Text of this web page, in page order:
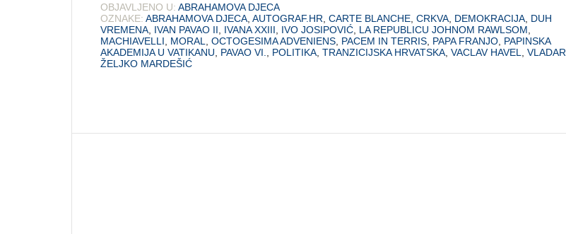
OBJAVLJENO U: ABRAHAMOVA DJECA
OZNAKE: ABRAHAMOVA DJECA AUTOGRAF.HR CARTE BLANCHE CRKVA DEMOKRACIJA DUH
VREMENA IVAN PAVAO II IVANA XXIII IVO JOSIPOVIĆ LA REPUBLICU JOHNOM RAWLSOM
MACHIAVELLI
MORAL OCTOGESIMA ADVENIENS PACEM IN TERRIS PAPA FRANJO PAPINSKA
AKADEMIJA U VATIKANU
PAVAO VI. POLITIKA TRANZICIJSKA HRVATSKA VACLAV HAVEL VLADAR
ŽELJKO MARDEŠIĆ